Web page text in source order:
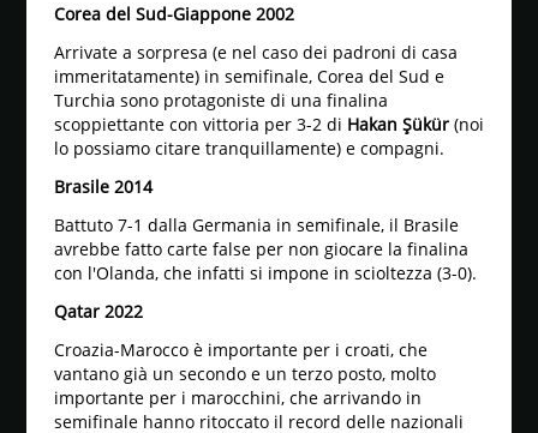
Corea del Sud-Giappone 2002
Arrivate a sorpresa (e nel caso dei padroni di casa
immeritatamente) in semifinale, Corea del Sud e
Turchia sono protagoniste di una finalina
scoppiettante con vittoria per 3-2 di Hakan Şükür(noi
lo possiamo citare tranquillamente) e compagni.
Brasile 2014
Battuto 7-1 dalla Germania in semifinale, il Brasile
avrebbe fatto carte false per non giocare la finalina
con l'Olanda, che infatti si impone in scioltezza (3-0).
Qatar 2022
Croazia-Marocco è importante per i croati, che
vantano già un secondo e un terzo posto, molto
importante per i marocchini, che arrivando in
semifinale hanno ritoccato il record delle nazionali